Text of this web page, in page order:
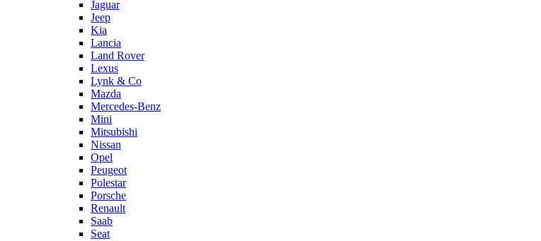
Jaguar
Jeep
Kia
Lancia
Land Rover
Lexus
Lynk & Co
Mazda
Mercedes-Benz
Mini
Mitsubishi
Nissan
Opel
Peugeot
Polestar
Porsche
Renault
Saab
Seat